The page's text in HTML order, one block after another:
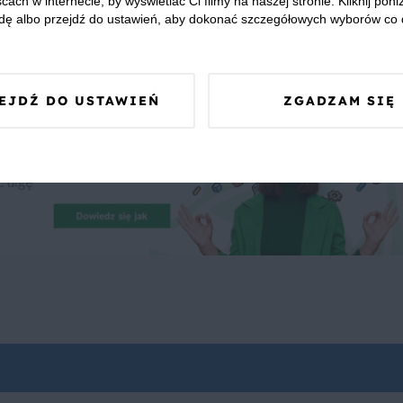
zapewnić, że publikowane opinie pochodzą od
albo przejdź do ustawień, aby dokonać szczegółowych wyborów co
DO USTAWIEŃ ZGADZAM SIĘ